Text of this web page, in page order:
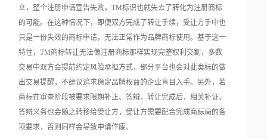
立，整个注册申请宣告失败，TM标识也就失去了转化为注册商标
的可能。在这种情况下，即便双方完成了转让手续，受让方手中也
只是一份失效的商标申请，无法正常作为品牌商标使用。基于这一
特性，TM商标转让无法像注册商标那样实现完整权利交割，多数
交易中双方会提前约定风险承担方式，部分平台也会对此类标的做
出交易提醒，不建议追求稳定品牌权益的企业盲目入手。另外，若
商标在审查阶段被要求限期补正、答辩，转让完成后，相关补证、
答辩义务也会随之转移给受让方，受让方需要配合完成商标局的各
项要求，否则同样会导致申请作废。